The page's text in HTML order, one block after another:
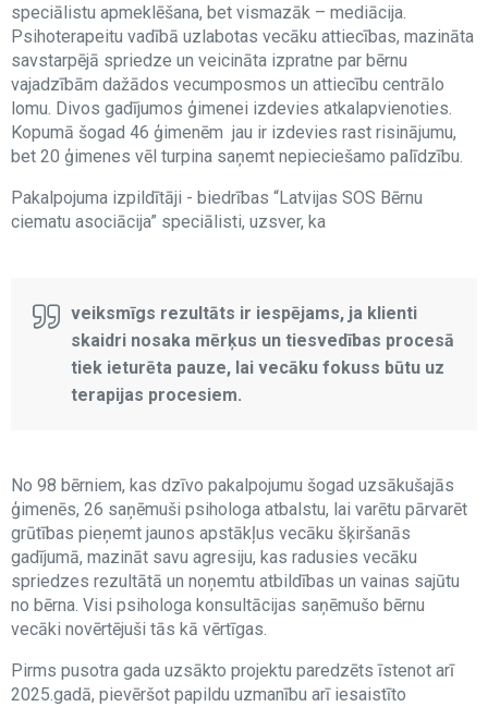
speciālistu apmeklēšana, bet vismazāk – mediācija.
Psihoterapeitu vadībā uzlabotas vecāku attiecības, mazināta
savstarpējā spriedze un veicināta izpratne par bērnu
vajadzībām dažādos vecumposmos un attiecību centrālo
lomu. Divos gadījumos ģimenei izdevies atkalapvienoties.
Kopumā šogad 46 ģimenēm jau ir izdevies rast risinājumu,
bet 20 ģimenes vēl turpina saņemt nepieciešamo palīdzību.
Pakalpojuma izpildītāji - biedrības “Latvijas SOS Bērnu
ciematu asociācija” speciālisti, uzsver, ka
veiksmīgs rezultāts ir iespējams, ja klienti
skaidri nosaka mērķus un tiesvedības procesā
tiek ieturēta pauze, lai vecāku fokuss būtu uz
terapijas procesiem.
No 98 bērniem, kas dzīvo pakalpojumu šogad uzsākušajās
ģimenēs, 26 saņēmuši psihologa atbalstu, lai varētu pārvarēt
grūtības pieņemt jaunos apstākļus vecāku šķiršanās
gadījumā, mazināt savu agresiju, kas radusies vecāku
spriedzes rezultātā un noņemtu atbildības un vainas sajūtu
no bērna. Visi psihologa konsultācijas saņēmušo bērnu
vecāki novērtējuši tās kā vērtīgas.
Pirms pusotra gada uzsākto projektu paredzēts īstenot arī
2025.gadā, pievēršot papildu uzmanību arī iesaistīto